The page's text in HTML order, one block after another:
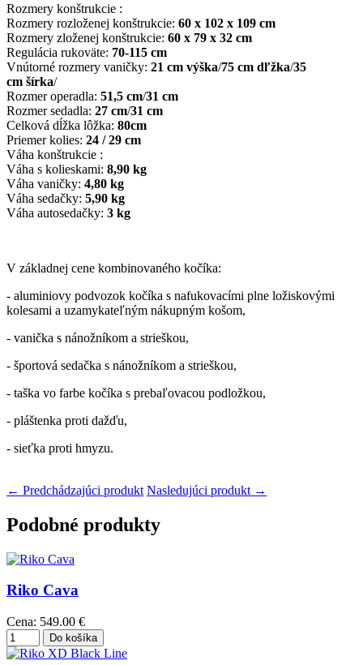
Rozmery konštrukcie :
Rozmery rozloženej konštrukcie: 60 x 102 x 109 cm
Rozmery zloženej konštrukcie: 60 x 79 x 32 cm
Regulácia rukoväte: 70-115 cm
Vnútorné rozmery vaničky: 21 cm výška/75 cm dľžka/35
cm šírka/
Rozmer operadla: 51,5 cm/31 cm
Rozmer sedadla: 27 cm/31 cm
Celková dĺžka lôžka: 80cm
Priemer kolies: 24 / 29 cm
Váha konštrukcie :
Váha s kolieskami: 8,90 kg
Váha vaničky: 4,80 kg
Váha sedačky: 5,90 kg
Váha autosedačky: 3 kg
V základnej cene kombinovaného kočíka:
- aluminiovy podvozok kočíka s nafukovacími plne ložiskovými
kolesami a uzamykateľným nákupným košom,
- vanička s nánožníkom a strieškou,
- športová sedačka s nánožníkom a strieškou,
- taška vo farbe kočíka s prebaľovacou podložkou,
- pláštenka proti dažďu,
- sieťka proti hmyzu.
← Predchádzajúci produkt Nasledujúci produkt →
Podobné produkty
Riko Cava
Cena: 549.00 €